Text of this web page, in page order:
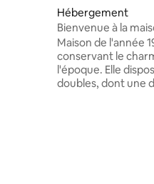
Hébergement
Bienvenue à la
pour en profiter
Maison de l'année
conservant le
l'époque. Elle
doubles, dont une